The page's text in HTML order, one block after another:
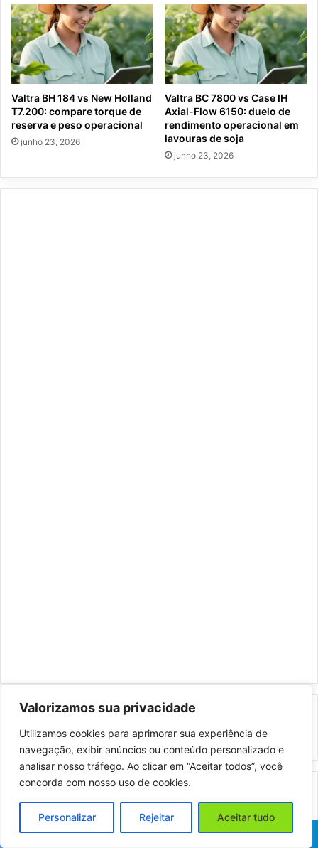
Valorizamos sua privacidade
Utilizamos cookies para aprimorar sua experiência de
navegação, exibir anúncios ou conteúdo personalizado e
analisar nosso tráfego. Ao clicar em “Aceitar todos”, você
concorda com nosso uso de cookies.
Personalizar Rejeitar Aceitar tudo
Valtra BH 184 vs New Holland
T7.200: compare torque de
reserva e peso operacional
junho 23, 2026
Valtra BC 7800 vs Case IH
Axial-Flow 6150: duelo de
rendimento operacional em
lavouras de soja
junho 23, 2026
por: